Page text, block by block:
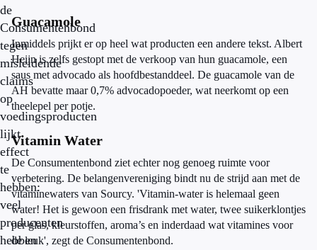
de
Consumentenbond
tegen
misleidende
claims
op
voedingsproducten
lijkt
effect
te
hebben:
veel
producenten
hebben
Guacamole
Inmiddels prijkt er op heel wat producten een andere tekst. Albert
Heijn is zelfs gestopt met de verkoop van hun guacamole, een
saus met advocado als hoofdbestanddeel. De guacamole van de
AH bevatte maar 0,7% advocadopoeder, wat neerkomt op een
theelepel per potje.
Vitamin Water
De Consumentenbond ziet echter nog genoeg ruimte voor
verbetering. De belangenvereniging bindt nu de strijd aan met de
vitaminewaters van Sourcy. 'Vitamin-water is helemaal geen
water! Het is gewoon een frisdrank met water, twee suikerklontjes
per glas, kleurstoffen, aroma’s en inderdaad wat vitamines voor
de leuk', zegt de Consumentenbond.